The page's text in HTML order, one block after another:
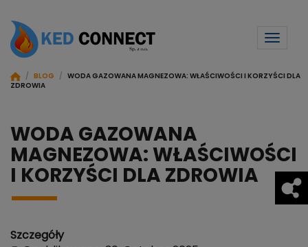
Toggle
/ BLOG /
WODA GAZOWANA MAGNEZOWA: WŁAŚCIWOŚCI I KORZYŚCI DLA
ZDROWIA
WODA GAZOWANA
MAGNEZOWA: WŁAŚCIWOŚCI
I KORZYŚCI DLA ZDROWIA
Szczegóły